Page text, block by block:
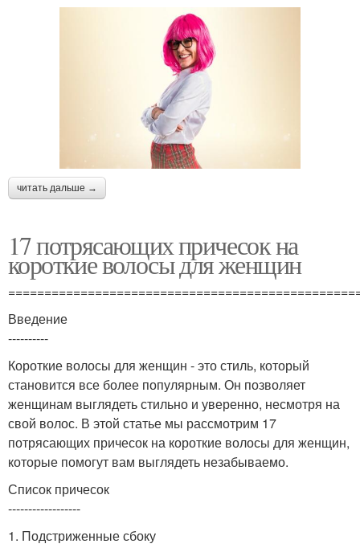
читать дальше →
17 потрясающих причесок на
короткие волосы для женщин
Введение
----------
Короткие волосы для женщин - это стиль, который
становится все более популярным. Он позволяет
женщинам выглядеть стильно и уверенно, несмотря на
свой волос. В этой статье мы рассмотрим 17
потрясающих причесок на короткие волосы для женщин,
которые помогут вам выглядеть незабываемо.
Список причесок
------------------
1. Подстриженные сбоку